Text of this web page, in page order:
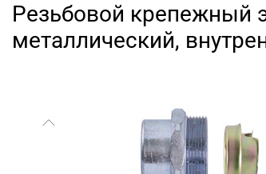
Резьбовой крепежный
металлический,